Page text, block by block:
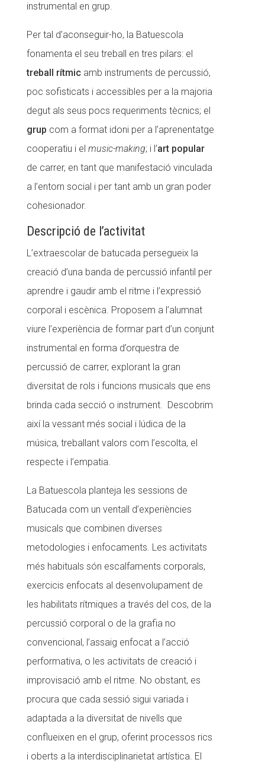
instrumental en grup.
Per tal d’aconseguir-ho, la Batuescola
fonamenta el seu treball en tres pilars: el
treball rítmicamb instruments de percussió,
poc sofisticats i accessibles per a la majoria
degut als seus pocs requeriments tècnics; el
grup com a format idoni per a l’aprenentatge
cooperatiu i el music-making; i l’art popular
de carrer, en tant que manifestació vinculada
a l’entorn social i per tant amb un gran poder
cohesionador.
Descripció de l’activitat
L’extraescolar de batucada persegueix la
creació d’una banda de percussió infantil per
aprendre i gaudir amb el ritme i l’expressió
corporal i escènica. Proposem a l’alumnat
viure l’experiència de formar part d’un conjunt
instrumental en forma d’orquestra de
percussió de carrer, explorant la gran
diversitat de rols i funcions musicals que ens
brinda cada secció o instrument. Descobrim
així la vessant més social i lúdica de la
música, treballant valors com l’escolta, el
respecte i l’empatia.
La Batuescola planteja les sessions de
Batucada com un ventall d’experiències
musicals que combinen diverses
metodologies i enfocaments. Les activitats
més habituals són escalfaments corporals,
exercicis enfocats al desenvolupament de
les habilitats rítmiques a través del cos, de la
percussió corporal o de la grafia no
convencional, l’assaig enfocat a l’acció
performativa, o les activitats de creació i
improvisació amb el ritme. No obstant, es
procura que cada sessió sigui variada i
adaptada a la diversitat de nivells que
conflueixen en el grup, oferint processos rics
i oberts a la interdisciplinarietat artística. El
La Fundació
L'equip
Missió i valors
Els comptes clars
Memòria d'activitats
ACTUALITAT
Fundesplai als mitjans
Xarxes socials
COL·LABORA
Fes voluntariat
Fes un donatiu
Treballa amb nosaltres